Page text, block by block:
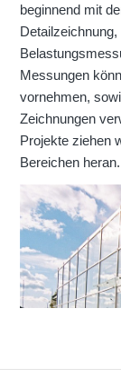
beginnend mit
Messungen
vornehmen,
Zeichnungen
Projekte ziehen
Bereichen heran.